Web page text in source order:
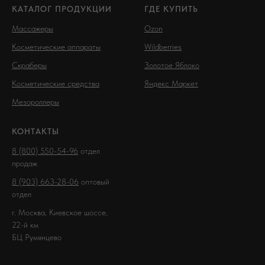
КАТАЛОГ ПРОДУКЦИИ
Массажеры
Косметические аппараты
Скраберы
Косметические средства
Мезороллеры
ГДЕ КУПИТЬ
Ozon
Wildberries
Золотое Яблоко
Яндекс Маркет
КОНТАКТЫ
8 (800) 550-54-96 отдел
продаж
8 (903) 663-28-06 оптовый
отдел
г. Москва, Киевское шоссе,
22-й км
БЦ Румянцево